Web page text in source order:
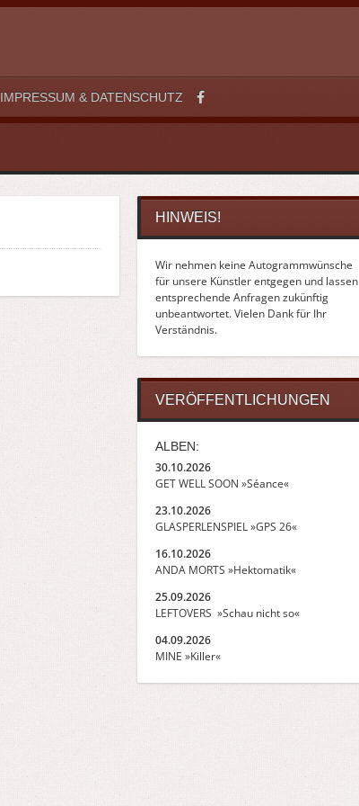
IMPRESSUM & DATENSCHUTZ
HINWEIS!
Wir nehmen keine Autogrammwünsche
für unsere Künstler entgegen und lassen
entsprechende Anfragen zukünftig
unbeantwortet. Vielen Dank für Ihr
Verständnis.
VERÖFFENTLICHUNGEN
ALBEN:
30.10.2026
GET WELL SOON »Séance«
23.10.2026
GLASPERLENSPIEL »GPS 26«
16.10.2026
ANDA MORTS »Hektomatik«
25.09.2026
LEFTOVERS »Schau nicht so«
04.09.2026
MINE »Killer«